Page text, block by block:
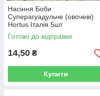
Насіння Боби
Суперагуадульче (овочеві)
Hortus Італія 5шт
Готово до відправки
14,50 ₴
Купити